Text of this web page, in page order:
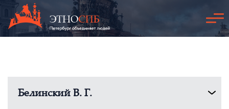
Белинский В. Г.